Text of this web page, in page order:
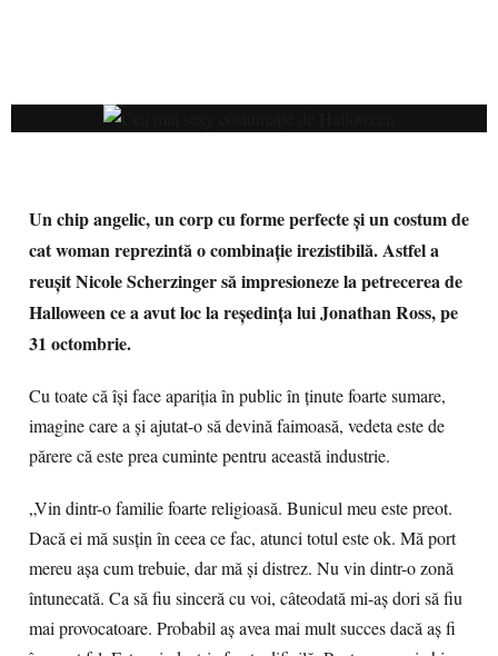
Un chip angelic, un corp cu forme perfecte şi un costum de
cat woman reprezintă o combinaţie irezistibilă. Astfel a
reuşit Nicole Scherzinger să impresioneze la petrecerea de
Halloween ce a avut loc la reşedinţa lui Jonathan Ross, pe
31 octombrie.
Cu toate că îşi face apariţia în public în ţinute foarte sumare,
imagine care a şi ajutat-o să devină faimoasă, vedeta este de
părere că este prea cuminte pentru această industrie.
„Vin dintr-o familie foarte religioasă. Bunicul meu este preot.
Dacă ei mă susţin în ceea ce fac, atunci totul este ok. Mă port
mereu aşa cum trebuie, dar mă şi distrez. Nu vin dintr-o zonă
întunecată. Ca să fiu sinceră cu voi, câteodată mi-aş dori să fiu
mai provocatoare. Probabil aş avea mai mult succes dacă aş fi